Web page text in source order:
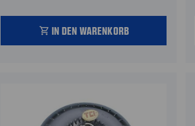
shopping_cart IN DEN WARENKORB